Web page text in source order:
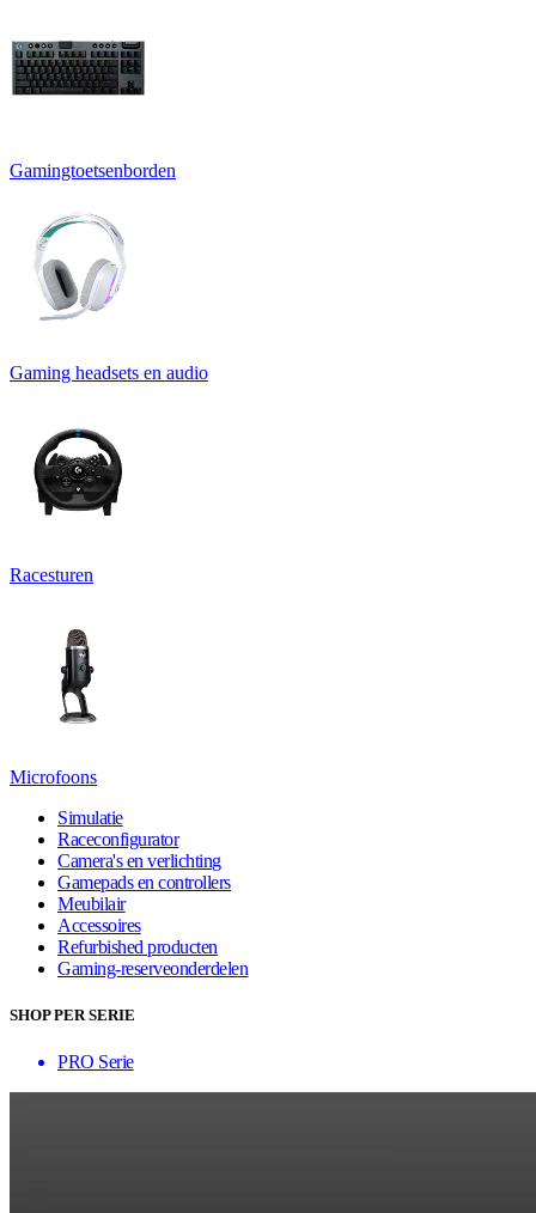
Gamingtoetsenborden
Gaming headsets en audio
Racesturen
Microfoons
Simulatie
Raceconfigurator
Camera's en verlichting
Gamepads en controllers
Meubilair
Accessoires
Refurbished producten
Gaming-reserveonderdelen
SHOP PER SERIE
PRO Serie